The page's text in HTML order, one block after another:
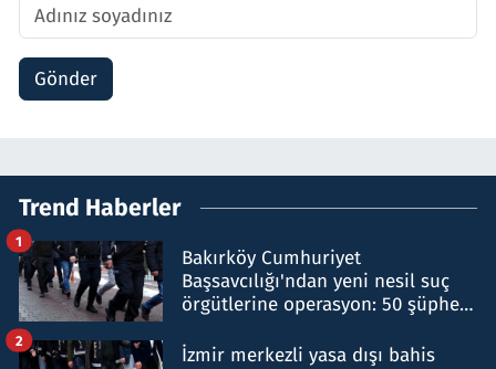
Gönder
Trend Haberler
Bakırköy Cumhuriyet
Başsavcılığı'ndan yeni nesil suç
örgütlerine operasyon: 50 şüpheli
1
İzmir merkezli yasa dışı bahis
2